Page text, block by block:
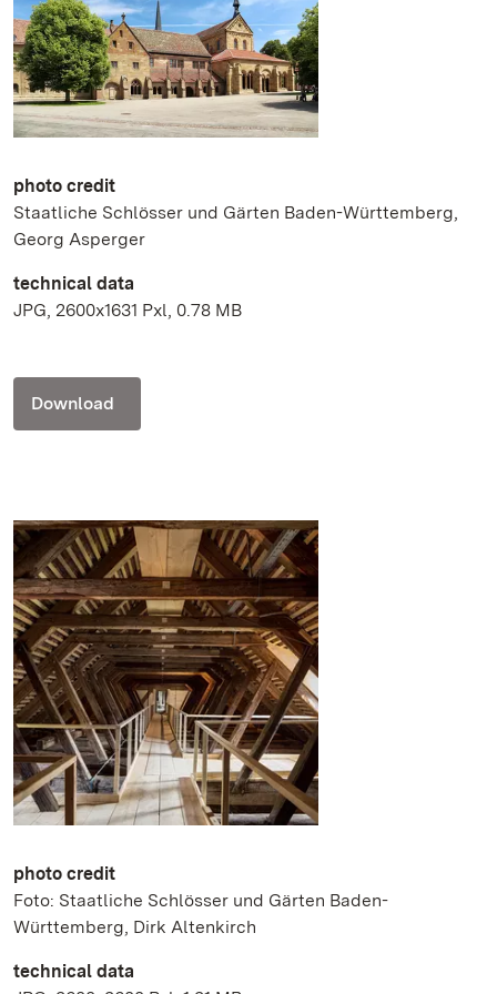
photo credit
Staatliche Schlösser und Gärten Baden-Württemberg,
Georg Asperger
technical data
JPG, 2600x1631 Pxl, 0.78 MB
Download
photo credit
Foto: Staatliche Schlösser und Gärten Baden-
Württemberg, Dirk Altenkirch
technical data